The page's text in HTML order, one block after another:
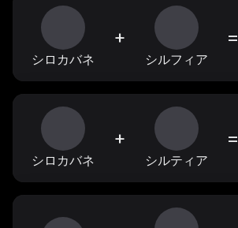
シロカバネ
+
シルフィア
=
シロカバネ
+
シルティア
=